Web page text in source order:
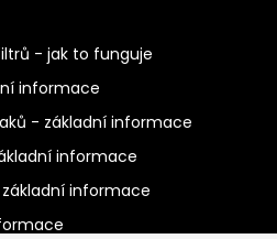
- jak to funguje
informace
- základní informace
informace
informace